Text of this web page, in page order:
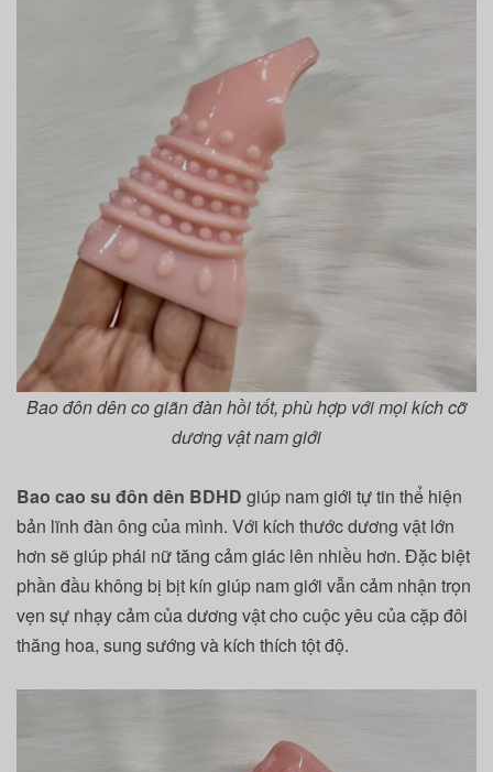
Bao đôn dên co giãn đàn hồi tốt, phù hợp với mọi kích cỡ
dương vật nam giới
Bao cao su đôn dên BDHD giúp nam giới tự tin thể hiện
bản lĩnh đàn ông của mình. Với kích thước dương vật lớn
hơn sẽ giúp phái nữ tăng cảm giác lên nhiều hơn. Đặc biệt
phần đầu không bị bịt kín giúp nam giới vẫn cảm nhận trọn
vẹn sự nhạy cảm của dương vật cho cuộc yêu của cặp đôi
thăng hoa, sung sướng và kích thích tột độ.